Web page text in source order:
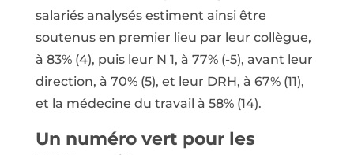
salariés analysés estiment ainsi être
soutenus en premier lieu par leur collègue,
à 83% (4), puis leur N 1, à 77% (-5), avant leur
direction, à 70% (5), et leur DRH, à 67% (11),
et la médecine du travail à 58% (14).
Un numéro vert pour les